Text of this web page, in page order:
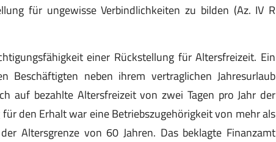
für ungewisse Verbindlichkeiten zu bilden (Az. IV R
einer Rückstellung für Altersfreizeit. Ein
Beschäftigten neben ihrem vertraglichen Jahresurlaub
auf bezahlte Altersfreizeit von zwei Tagen pro Jahr der
den Erhalt war eine Betriebszugehörigkeit von mehr als
Altersgrenze von 60 Jahren. Das beklagte Finanzamt